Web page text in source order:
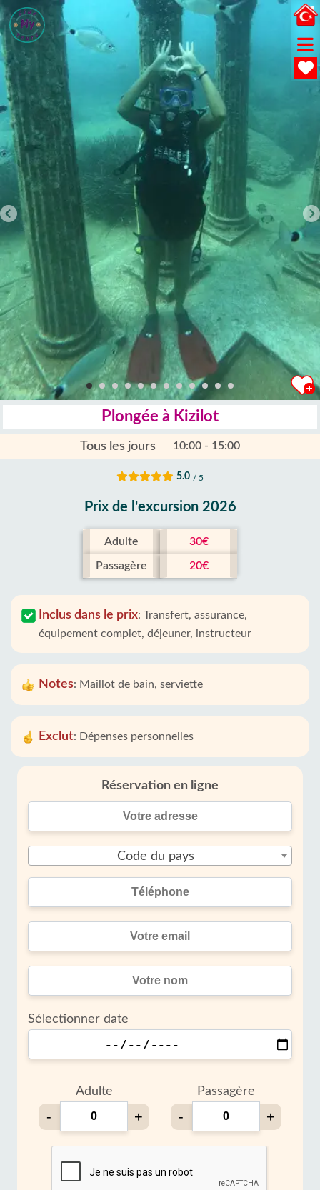
Plongée à Kizilot
Tous les jours 10:00 - 15:00
5.0 / 5
Prix ​​de l'excursion 2026
Adulte 30€
Passagère 20€
Inclus dans le prix: Transfert, assurance,
équipement complet, déjeuner, instructeur
Notes: Maillot de bain, serviette
Exclut: Dépenses personnelles
Réservation en ligne
Code du pays
Sélectionner date
Adulte
- +
Passagère
- +